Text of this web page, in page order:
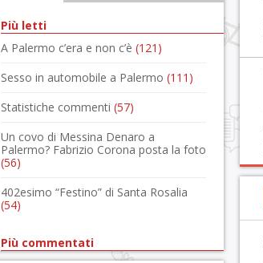
Più letti
A Palermo c’era e non c’è (121)
Sesso in automobile a Palermo (111)
Statistiche commenti (57)
Un covo di Messina Denaro a
Palermo? Fabrizio Corona posta la foto
(56)
402esimo “Festino” di Santa Rosalia
(54)
Più commentati